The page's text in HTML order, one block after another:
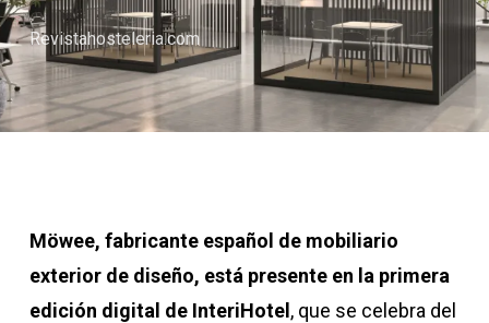
Revistahosteleria.com
Möwee, fabricante español de mobiliario
exterior de diseño, está presente en la primera
edición digital de InteriHotel , que se celebra del